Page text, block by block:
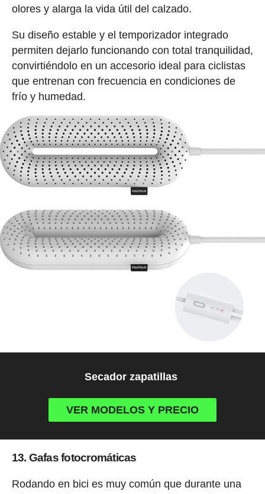
olores y alarga la vida útil del calzado.
Su diseño estable y el temporizador integrado
permiten dejarlo funcionando con total tranquilidad,
convirtiéndolo en un accesorio ideal para ciclistas
que entrenan con frecuencia en condiciones de
frío y humedad.
Secador zapatillas
VER MODELOS Y PRECIO
13. Gafas fotocromáticas
Rodando en bici es muy común que durante una